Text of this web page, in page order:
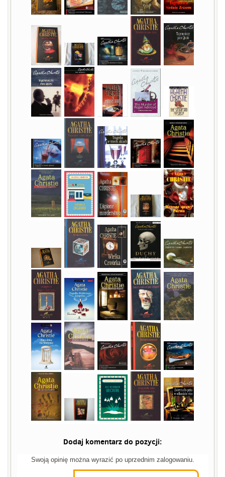
Dodaj komentarz do pozycji:
Swoją opinię można wyrazić po uprzednim zalogowaniu.